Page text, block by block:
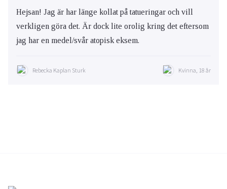
Hejsan! Jag är har länge kollat på tatueringar och vill
verkligen göra det. Är dock lite orolig kring det eftersom
jag har en medel/svår atopisk eksem.
Rebecka Kaplan Sturk Kvinna, 18 år